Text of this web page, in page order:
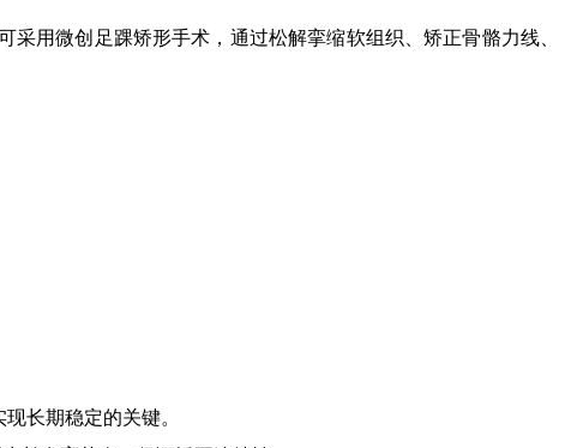
用微创足踝矫形手术，通过松解挛缩软组织、矫正骨骼力线、
长期稳定的关键。